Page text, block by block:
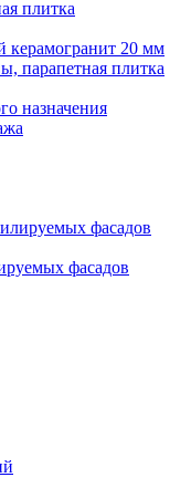
плитка
20 мм
парапетная плитка
назначения
фасадов
фасадов